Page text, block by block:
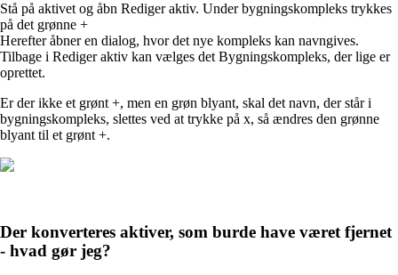
Stå på aktivet og åbn Rediger aktiv. Under bygningskompleks trykkes
på det grønne +
Herefter åbner en dialog, hvor det nye kompleks kan navngives.
Tilbage i Rediger aktiv kan vælges det Bygningskompleks, der lige er
oprettet.
Er der ikke et grønt +, men en grøn blyant, skal det navn, der står i
bygningskompleks, slettes ved at trykke på x, så ændres den grønne
blyant til et grønt +.
Der konverteres aktiver, som burde have været fjernet
- hvad gør jeg?